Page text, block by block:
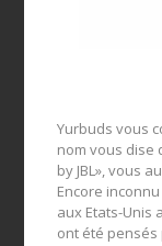
Yurbuds vous
nom vous dise
by JBL», vous
Encore
aux Etats-Unis
ont été